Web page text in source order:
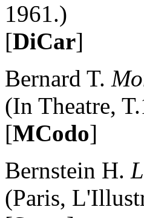
1961.)
[DiCar]
Bernard T.
(In Theatre,
[MCodo]
Bernstein H.
(Paris,